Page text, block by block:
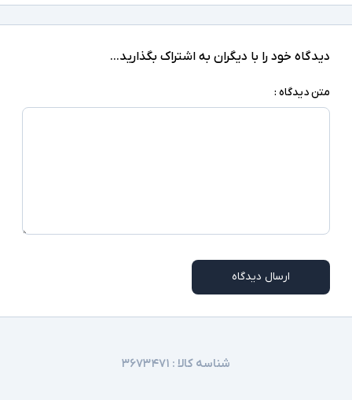
دیدگاه خود را با دیگران به اشتراک بگذارید...
متن دیدگاه :
ارسال دیدگاه
شناسه کالا : ۳۶۷۳۴۷۱